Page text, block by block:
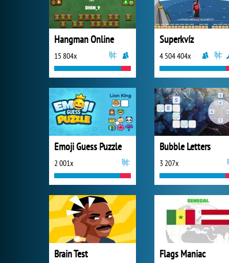
Hangman Online
15 804x
Superkvíz
4 504 404x
Emoji Guess Puzzle
2 001x
Bubble Letters
3 207x
Brain Test Flags Maniac